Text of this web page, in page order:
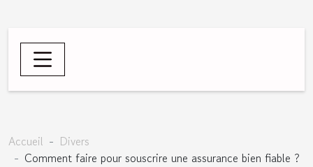
Accueil
Divers
Comment faire pour souscrire une assurance bien fiable ?